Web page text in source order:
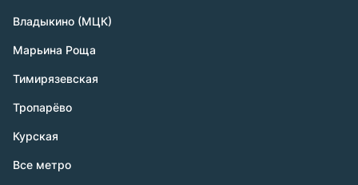
Владыкино (МЦК)
Марьина Роща
Тимирязевская
Тропарёво
Курская
Все метро